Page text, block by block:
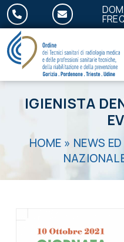
Salta al contenuto
IGIENISTA
HOME » NEWS